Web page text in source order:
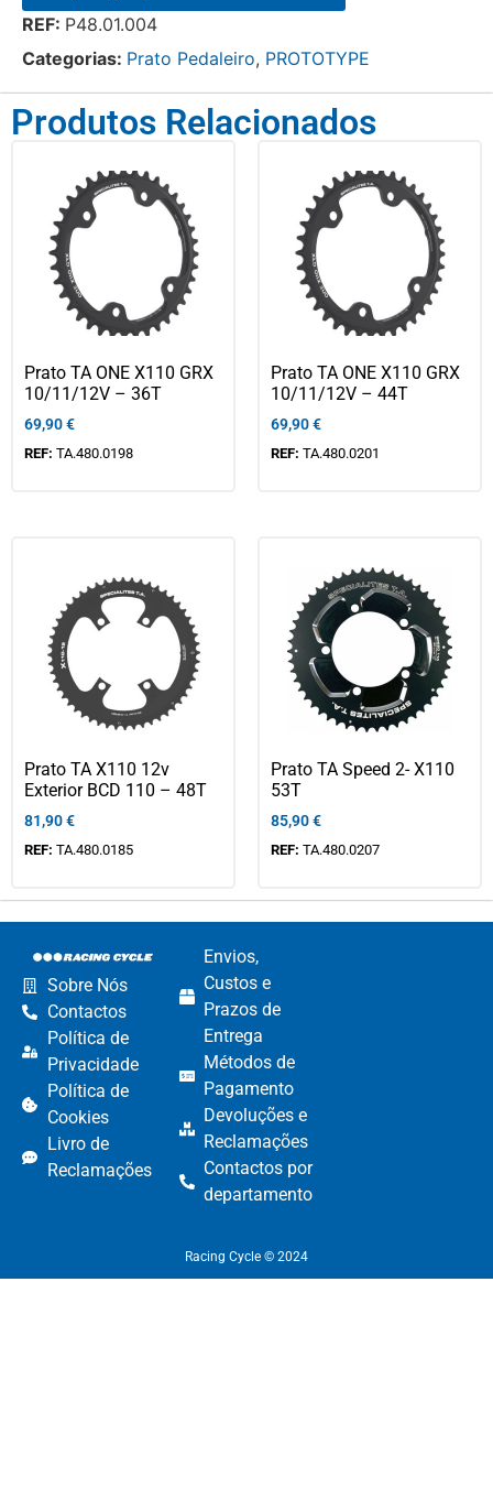
REF: P48.01.004
Categorias: Prato Pedaleiro, PROTOTYPE
Produtos Relacionados
Prato TA ONE X110 GRX
10/11/12V – 36T
69,90€
REF: TA.480.0198
Prato TA ONE X110 GRX
10/11/12V – 44T
69,90€
REF: TA.480.0201
Prato TA X110 12v
Exterior BCD 110 – 48T
81,90€
REF: TA.480.0185
Prato TA Speed 2- X110
53T
85,90€
REF: TA.480.0207
Sobre Nós
Contactos
Política de
Privacidade
Política de
Cookies
Livro de
Reclamações
Envios,
Custos e
Prazos de
Entrega
Métodos de
Pagamento​
Devoluções e
Reclamações​
Contactos por
departamento​
Racing Cycle © 2024